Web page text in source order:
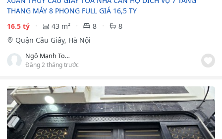
THANG MÁY 8 PHONG FULL GIÁ 16,5 TY
16.5 tỷ
43 m² 8
8
Quận Cầu Giấy, Hà Nội
Ngô Mạnh Toàn
Đăng 2 tháng trước